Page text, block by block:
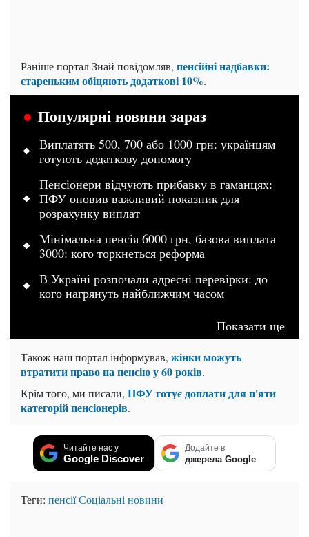
Раніше портал Знай повідомляв, пенсійні надбавки:
стареньким обіцяють додаткові 10%.
Популярні новини зараз
Виплатять 500, 700 або 1000 грн: українцям
готують додаткову допомогу
Пенсіонери відчують прибавку в гаманцях:
ПФУ оновив важливий показник для
розрахунку виплат
Мінімальна пенсія 6000 грн, базова виплата
3000: кого торкнеться реформа
В Україні розпочали адресні перевірки: до
кого нагрянуть найближчим часом
Показати ще
Також наш портал інформував, жінки можуть
втратити право на пенсію у 60 років.
Крім того, ми писали, ПФУ готує доплати для п'яти
категорій пенсіонерів.
Читайте нас у
Google Discover
Додайте в
джерела Google
Теги: пенсіїСоціальні новини